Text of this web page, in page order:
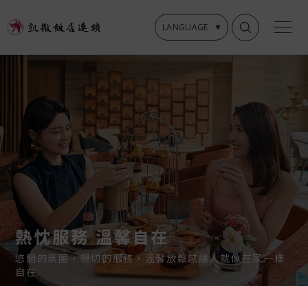
LANGUAGE
熱忱服務 溫馨自在
悠閒的氛圍，親切的服務，溫馨放鬆感讓人就像在家一樣
自在